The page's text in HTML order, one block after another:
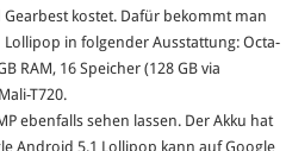
kostet. Dafür bekommt man
in folgender Ausstattung: Octa-
RAM, 16 Speicher (128 GB via
T720.
ebenfalls sehen lassen. Der Akku hat
Android 5.1 Lollipop kann auf Google